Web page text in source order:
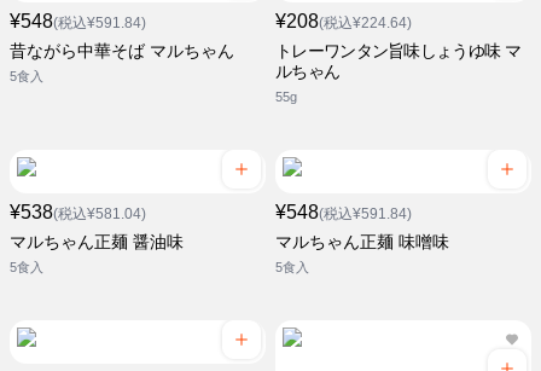
¥548(税込¥591.84)
昔ながら中華そば マルちゃん
5食入
¥208(税込¥224.64)
トレーワンタン旨味しょうゆ味 マ
ルちゃん
55g
¥538(税込¥581.04)
マルちゃん正麺 醤油味
5食入
¥548(税込¥591.84)
マルちゃん正麺 味噌味
5食入